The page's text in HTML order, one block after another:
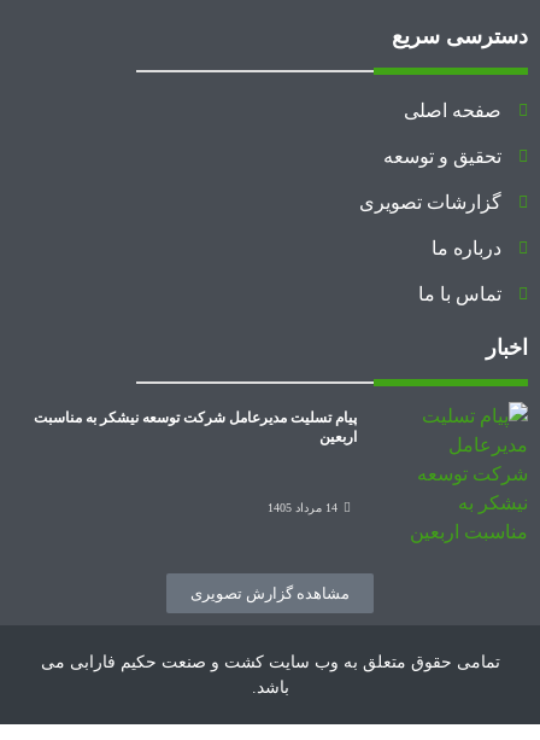
دسترسی سریع
صفحه اصلی
تحقیق و توسعه
گزارشات تصویری
درباره ما
تماس با ما
اخبار
پیام تسلیت مدیرعامل شرکت توسعه نیشکر به مناسبت
اربعین
14 مرداد 1405
مشاهده گزارش تصویری
تمامی حقوق متعلق به وب سایت کشت و صنعت حکیم فارابی می
باشد.